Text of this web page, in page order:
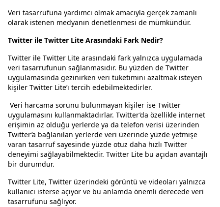
Veri tasarrufuna yardımcı olmak amacıyla gerçek zamanlı
olarak istenen medyanın denetlenmesi de mümkündür.
Twitter ile Twitter Lite Arasındaki Fark Nedir?
Twitter ile Twitter Lite arasındaki fark yalnızca uygulamada
veri tasarrufunun sağlanmasıdır. Bu yüzden de Twitter
uygulamasında gezinirken veri tüketimini azaltmak isteyen
kişiler Twitter Lite’ı tercih edebilmektedirler.
Veri harcama sorunu bulunmayan kişiler ise Twitter
uygulamasını kullanmaktadırlar. Twitter’da özellikle internet
erişimin az olduğu yerlerde ya da telefon verisi üzerinden
Twitter’a bağlanılan yerlerde veri üzerinde yüzde yetmişe
varan tasarruf sayesinde yüzde otuz daha hızlı Twitter
deneyimi sağlayabilmektedir. Twitter Lite bu açıdan avantajlı
bir durumdur.
Twitter Lite, Twitter üzerindeki görüntü ve videoları yalnızca
kullanıcı isterse açıyor ve bu anlamda önemli derecede veri
tasarrufunu sağlıyor.